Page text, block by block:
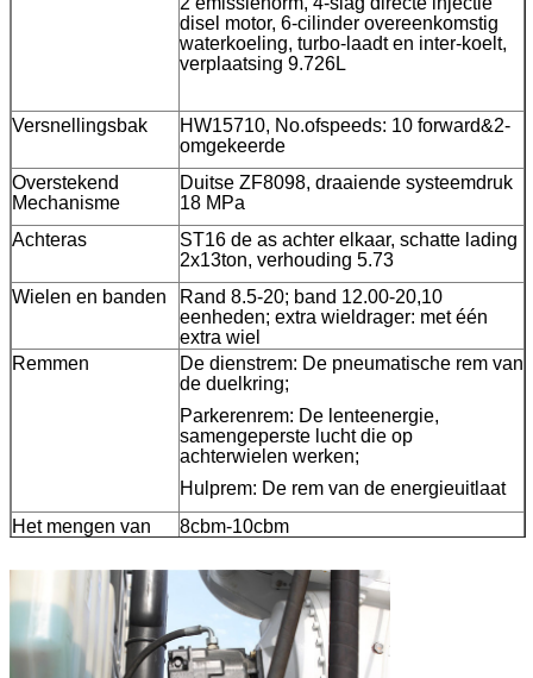
disel motor, 6-cilinder overeenkomstig
waterkoeling, turbo-laadt en inter-koelt,
verplaatsing 9.726L
Versnellingsbak
HW15710, No.ofspeeds: 10 forward&2-
omgekeerde
Overstekend
Mechanisme
Duitse ZF8098, draaiende systeemdruk
18 MPa
Achteras
ST16 de as achter elkaar, schatte lading
2x13ton, verhouding 5.73
Wielen en banden
Rand 8.5-20; band 12.00-20,10
eenheden; extra wieldrager: met één
extra wiel
Remmen
De dienstrem: De pneumatische rem van
de duelkring;
Parkerenrem: De lenteenergie,
samengeperste lucht die op
achterwielen werken;
Hulprem: De rem van de energieuitlaat
Het mengen van
8cbm-10cbm
Het Volume van de
watertank
400L